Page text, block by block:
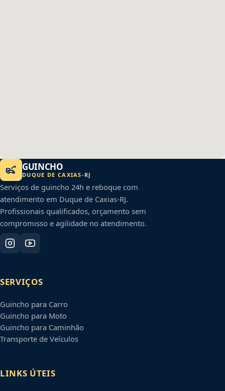
GUINCHO
DUQUE DE CAXIAS-RJ
Serviços de guincho 24h e reboque com
atendimento em Duque de Caxias-RJ.
Profissionais qualificados, orçamento sem
compromisso e agilidade no atendimento.
SERVIÇOS
Guincho para Carro
Guincho para Moto
Guincho para Caminhão
Transporte de Veículos
LINKS ÚTEIS